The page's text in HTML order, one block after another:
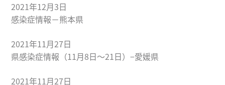
2021年12月3日
感染症情報－熊本県
2021年11月27日
県感染症情報（11月8日〜21日）−愛媛県
2021年11月27日